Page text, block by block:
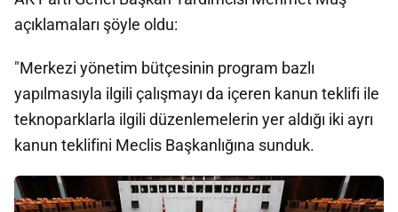
açıklamaları şöyle oldu:
"Merkezi yönetim bütçesinin program bazlı
yapılmasıyla ilgili çalışmayı da içeren kanun teklifi ile
teknoparklarla ilgili düzenlemelerin yer aldığı iki ayrı
kanun teklifini Meclis Başkanlığına sunduk.